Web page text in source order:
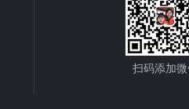
扫码添加